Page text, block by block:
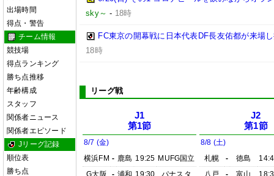
出場時間
得点・警告
チーム情報
競技場
得点ランキング
勝ち点推移
年齢構成
スタッフ
関係者ニュース
関係者エピソード
Jリーグ記録
順位表
勝ち点
sky～ - 18時
FC東京の開幕戦に日本代表DF長友佑都が来場
18時
リーグ戦
J1
第1節
8/7 (金)
横浜FM - 鹿島 19:25 MUFG国立
G大阪
- 浦和 19:30
パナスタ
J2
第1節
8/8 (土)
札幌
- 徳島
八戸
- 富山